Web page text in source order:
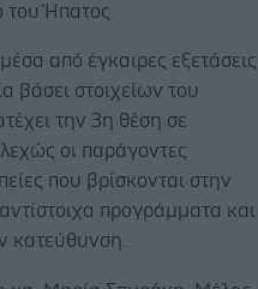
του Ήπατος.
από έγκαιρες εξετάσεις
βάσει στοιχείων του
την 3η θέση σε
οι παράγοντες
που βρίσκονται στην
προγράμματα και
κατεύθυνση.